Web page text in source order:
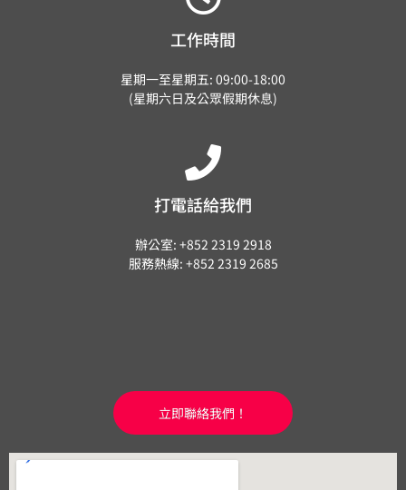
工作時間
星期一至星期五: 09:00-18:00
(星期六日及公眾假期休息)
打電話給我們
辦公室: +852 2319 2918
服務熱線: +852 2319 2685
立即聯絡我們！